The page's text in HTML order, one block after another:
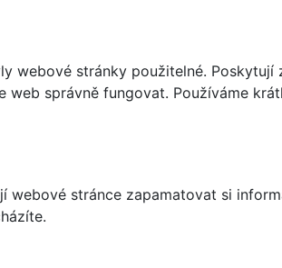
webové stránky použitelné.
web správně fungovat. Používáme
webové stránce zapamatovat si